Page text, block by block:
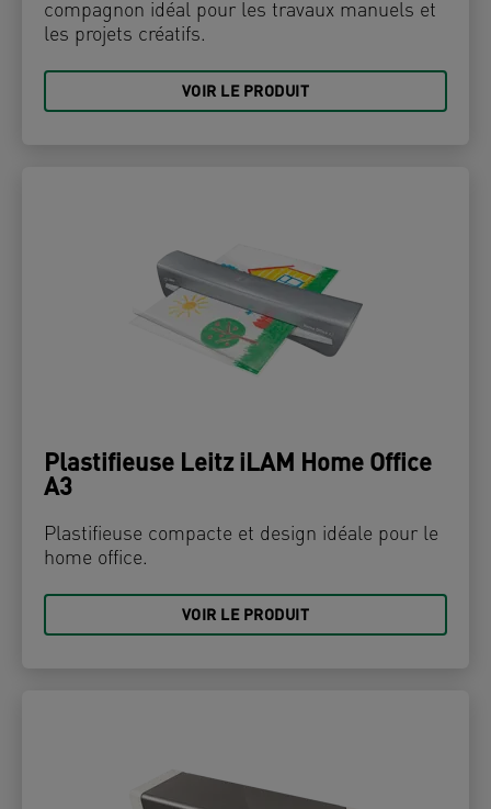
compagnon idéal pour les travaux manuels et
les projets créatifs.
VOIR LE PRODUIT
Plastifieuse Leitz iLAM Home Office
A3
Plastifieuse compacte et design idéale pour le
home office.
VOIR LE PRODUIT